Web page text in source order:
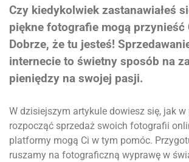
Czy kiedykolwiek zastanawiałeś
piękne fotografie mogą przynieść
Dobrze, że tu jesteś!
internecie to świetny sposób na
pieniędzy na swojej pasji.
W dzisiejszym artykule dowiesz się, jak
rozpocząć sprzedaż swoich fotografii
platformy mogą Ci w tym pomóc.
ruszamy na fotograficzną wyprawę w